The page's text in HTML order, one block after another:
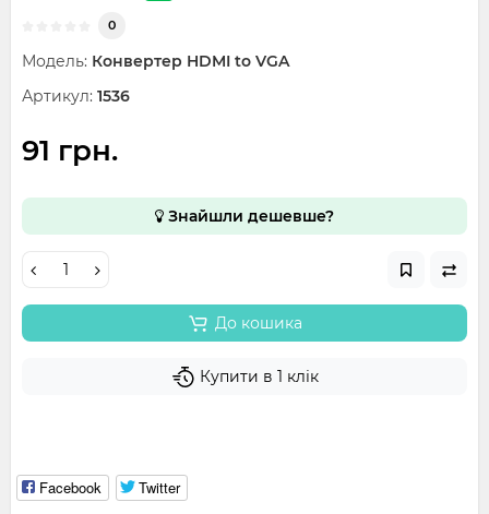
0
Модель: Конвертер HDMI to VGA
Артикул: 1536
91 грн.
Знайшли дешевше?
До кошика
Купити в 1 клік
Facebook Twitter